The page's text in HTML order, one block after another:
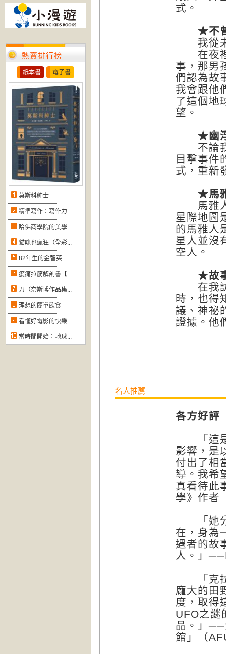
熱賣排行榜
紙本書 電子書
莫斯科紳士
精準寫作：寫作力...
哈佛商學院的美學...
貓咪也瘋狂（全彩...
82年生的金智英
痠痛拉筋解剖書【...
刀（奈斯博作品集...
理想的簡單飲食
看懂好電影的快樂...
當時間開始：地球...
式。
★不曾
我從未
在夜裡
事，那男
們認為故
我會跟他
了這個地
望。
★幽浮
不論我
目擊事件
式，重新
★馬雅
馬雅人
星際地圖
的馬雅人
星人並沒
空人。
★故事
在我訪
時，也得
議、神祕
證據。他
名人推薦
各方好評
「這是
影響，是
付出了相
導。我希
真看待此
學》作者
「她分
在，身為
遇者的故
人。」
「克拉
龐大的田
度，取得
UFO之謎
品。」
館」（